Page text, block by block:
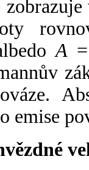
A
emise